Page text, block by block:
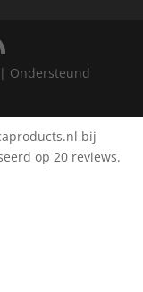
Ondersteund
bij
op 20 reviews.